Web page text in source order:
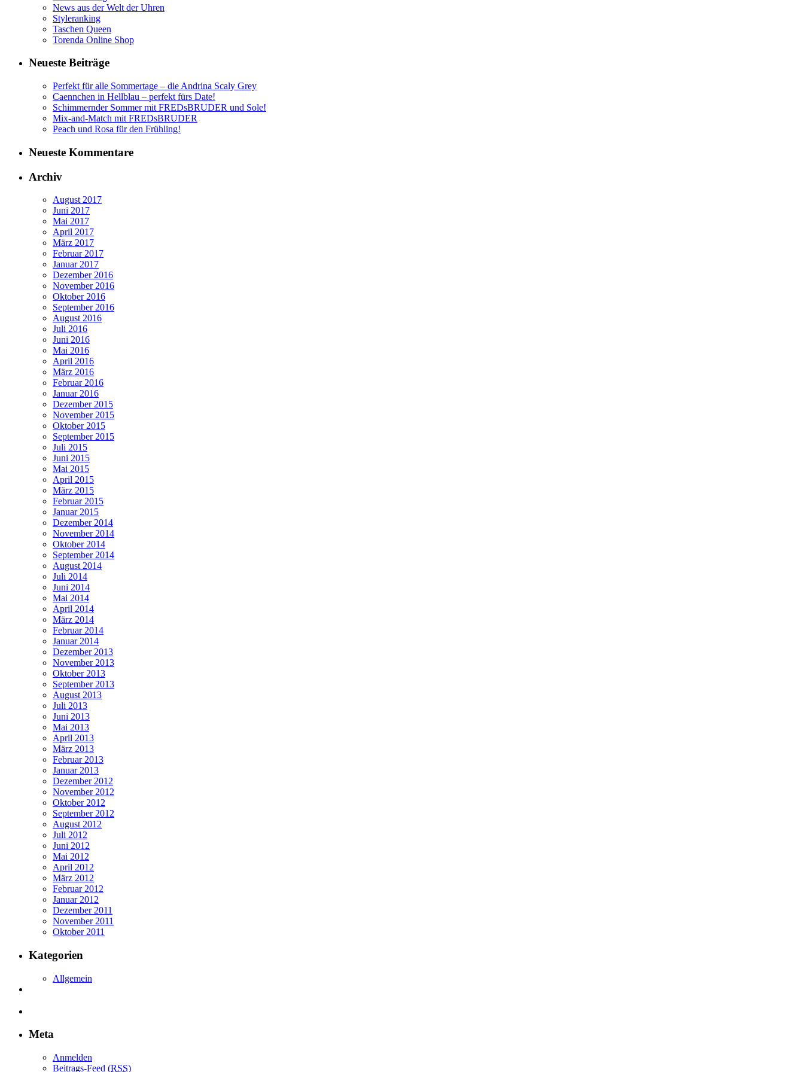
News aus der Welt der Uhren
Styleranking
Taschen Queen
Torenda Online Shop
Neueste Beiträge
Perfekt für alle Sommertage – die Andrina Scaly Grey
Caennchen in Hellblau – perfekt fürs Date!
Schimmernder Sommer mit FREDsBRUDER und Sole!
Mix-and-Match mit FREDsBRUDER
Peach und Rosa für den Frühling!
Neueste Kommentare
Archiv
August 2017
Juni 2017
Mai 2017
April 2017
März 2017
Februar 2017
Januar 2017
Dezember 2016
November 2016
Oktober 2016
September 2016
August 2016
Juli 2016
Juni 2016
Mai 2016
April 2016
März 2016
Februar 2016
Januar 2016
Dezember 2015
November 2015
Oktober 2015
September 2015
Juli 2015
Juni 2015
Mai 2015
April 2015
März 2015
Februar 2015
Januar 2015
Dezember 2014
November 2014
Oktober 2014
September 2014
August 2014
Juli 2014
Juni 2014
Mai 2014
April 2014
März 2014
Februar 2014
Januar 2014
Dezember 2013
November 2013
Oktober 2013
September 2013
August 2013
Juli 2013
Juni 2013
Mai 2013
April 2013
März 2013
Februar 2013
Januar 2013
Dezember 2012
November 2012
Oktober 2012
September 2012
August 2012
Juli 2012
Juni 2012
Mai 2012
April 2012
März 2012
Februar 2012
Januar 2012
Dezember 2011
November 2011
Oktober 2011
Kategorien
Allgemein
Meta
Anmelden
Beitrags-Feed (RSS)